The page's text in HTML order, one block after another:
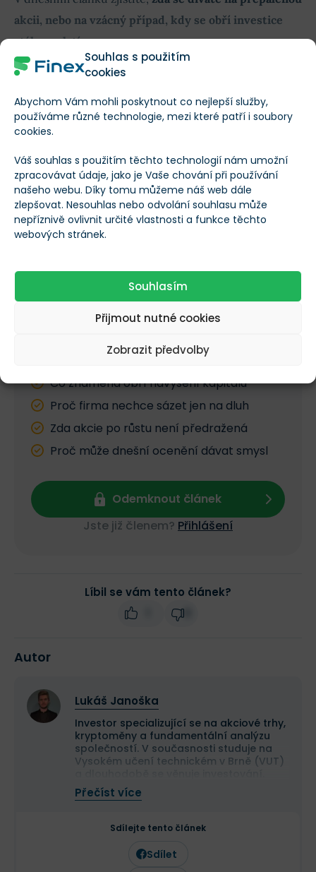
Souhlas s použitím
cookies
Abychom Vám mohli poskytnout co nejlepší služby,
používáme různé technologie, mezi které patří i soubory
cookies.
Váš souhlas s použitím těchto technologií nám umožní
zpracovávat údaje, jako je Vaše chování při používání
našeho webu. Díky tomu můžeme náš web dále
zlepšovat. Nesouhlas nebo odvolání souhlasu může
nepříznivě ovlivnit určité vlastnosti a funkce těchto
webových stránek.
Souhlasím
Přijmout nutné cookies
Zobrazit předvolby
akcii, nebo na vzácný případ, kdy se obří investice
stále vyplatí.
TEĎ ZAČÍNÁ TA NEJDŮLEŽITĚJŠÍ ČÁST
Nenechte si ujít konkrétní čísla
a klíčové poznatky
Proč nejde o AI bublinu
Co znamená obří navýšení kapitálu
Proč firma nechce sázet jen na dluh
Zda akcie po růstu není předražená
Proč může dnešní ocenění dávat smysl
Odemknout článek
Jste již členem? Přihlášení
Líbil se vám tento článek?
Autor
Lukáš Janoška
Investor specializující se na akciové trhy,
kryptoměny a fundamentální analýzu
společností. V současnosti studuje na
Vysokém učení technickém v Brně (VUT)
Ve své investiční praxi se zaměřuje na
detailní analýzu účetních výkazů,
dokumentů společností. Inspiraci čerpá z
principů hodnotového investování a
prostřednictvím odborných článků se
snaží přibližovat investování široké
Přečíst více
Sdílejte tento článek
Sdílet